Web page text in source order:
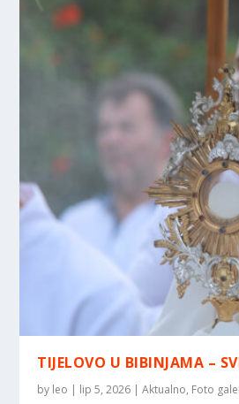
TIJELOVO U BIBINJAMA –
by leo | lip 5, 2026 |Aktualno, Foto